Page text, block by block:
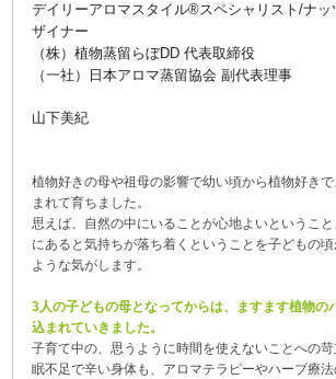
デイリーアロマスタイル®スペシャリスト/ナッ
ザイナー
（株）植物蒸留らぼDD 代表取締役
（一社）日本アロマ蒸留協会 副代表理事
山下美紀
植物好きの母や祖母の影響で幼い頃から植物好き
まれて育ちました。
思えば、自然の中にいることが心地よいというこ
にあると気持ちが落ち着くということを子どもの
ような気がします。
3人の子どもの母となってからは、ますます植物の
込まれていきました。
子育て中の、思うように時間を使えないことへの
眠不足で辛い身体も、アロマテラピーやハーブ療